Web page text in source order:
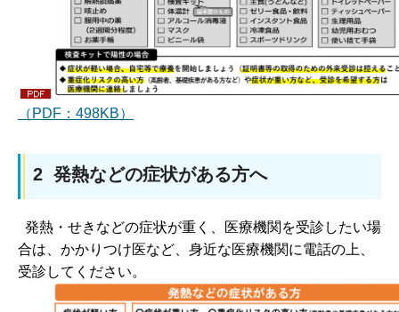
（PDF：498KB）
2 発熱などの症状がある方へ
発熱・せきなどの症状が重く、医療機関を受診したい場
合は、かかりつけ医など、身近な医療機関に電話の上、
受診してください。